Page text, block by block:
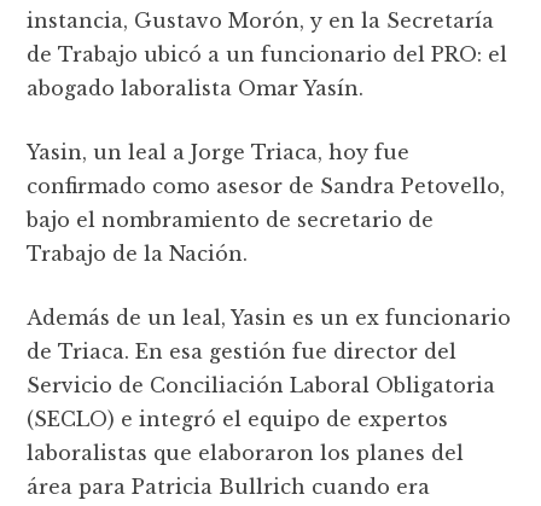
instancia, Gustavo Morón, y en la Secretaría
de Trabajo ubicó a un funcionario del PRO: el
abogado laboralista Omar Yasín.
Yasin, un leal a Jorge Triaca, hoy fue
confirmado como asesor de Sandra Petovello,
bajo el nombramiento de secretario de
Trabajo de la Nación.
Además de un leal, Yasin es un ex funcionario
de Triaca. En esa gestión fue director del
Servicio de Conciliación Laboral Obligatoria
(SECLO) e integró el equipo de expertos
laboralistas que elaboraron los planes del
área para Patricia Bullrich cuando era